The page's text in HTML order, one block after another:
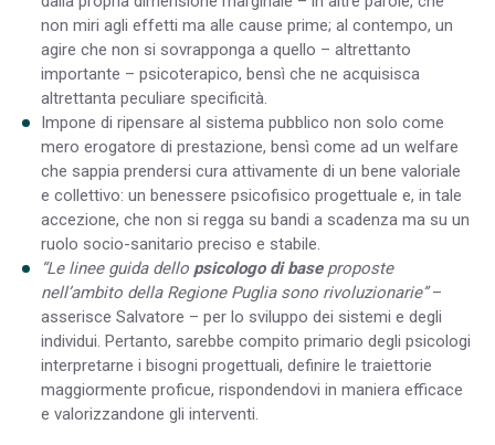
non miri agli effetti ma alle cause prime; al contempo, un
agire che non si sovrapponga a quello – altrettanto
importante – psicoterapico, bensì che ne acquisisca
altrettanta peculiare specificità.
Impone di ripensare al sistema pubblico non solo come
mero erogatore di prestazione, bensì come ad un welfare
che sappia prendersi cura attivamente di un bene valoriale
e collettivo: un benessere psicofisico progettuale e, in tale
accezione, che non si regga su bandi a scadenza ma su un
ruolo socio-sanitario preciso e stabile.
“Le linee guida dello psicologo di baseproposte
nell’ambito della Regione Puglia sono rivoluzionarie”–
asserisce Salvatore – per lo sviluppo dei sistemi e degli
individui. Pertanto, sarebbe compito primario degli psicologi
interpretarne i bisogni progettuali, definire le traiettorie
maggiormente proficue, rispondendovi in maniera efficace
e valorizzandone gli interventi.